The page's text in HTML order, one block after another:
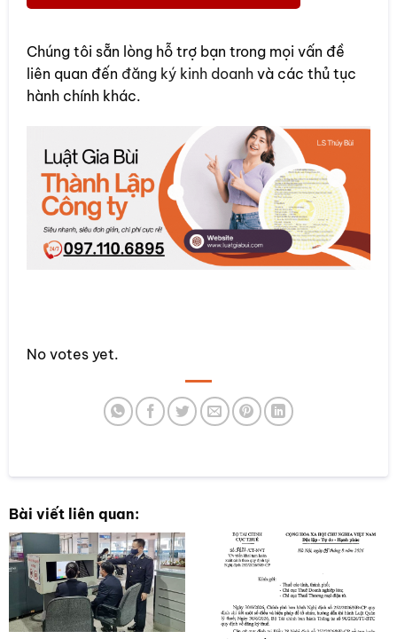
Chúng tôi sẵn lòng hỗ trợ bạn trong mọi vấn đề
liên quan đến đăng ký kinh doanhvà các thủ tục
hành chính khác.
SUBMIT RATING
No votes yet.
Bài viết liên quan: